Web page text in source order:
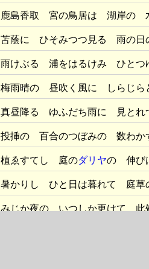
鹿島香取 宮の鳥居は 湖岸の
苫蔭に ひそみつつ見る 雨の
雨けぶる 浦をはるけみ ひと
梅雨晴の 昼吹く風に しらじ
真昼降る ゆふだち雨に 見とれ
投挿の 百合のつぼみの 数わ
植ゑすてし 庭のダリヤの 伸び
暑かりし ひと日は暮れて 庭
みじか夜の いつしか更けて 此